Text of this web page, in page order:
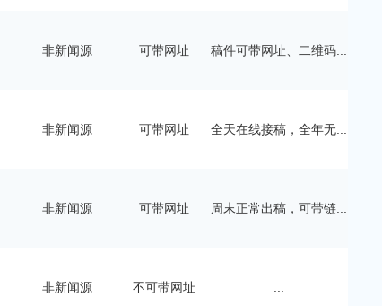
非新闻源 可带网址 稿件可带网址、二维码...
非新闻源 可带网址 全天在线接稿，全年无...
非新闻源 可带网址 周末正常出稿，可带链...
非新闻源 不可带网址